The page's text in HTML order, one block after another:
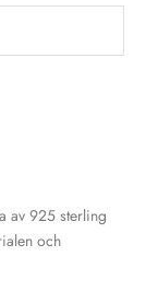
av 925 sterling
och